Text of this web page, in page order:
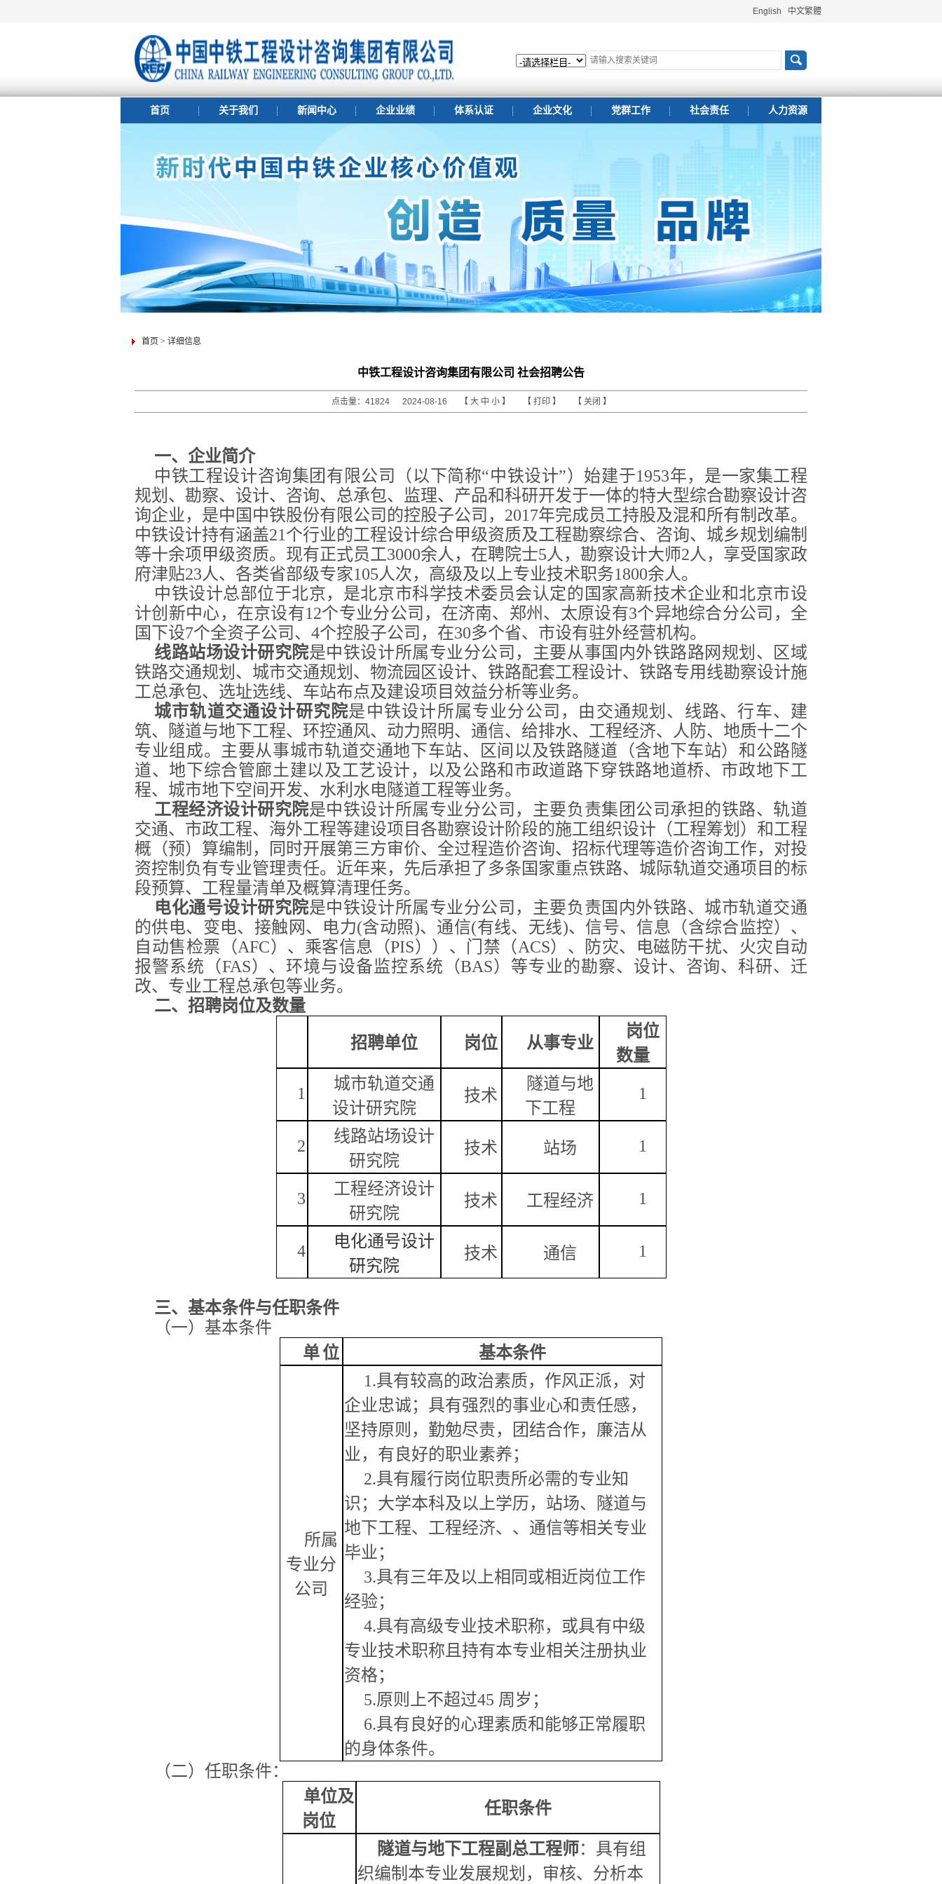
English 中文繁體
首页 关于我们 新闻中心 企业业绩 体系认证 企业文化 党群工作 社会责任 人力资源
首页 > 详细信息
中铁工程设计咨询集团有限公司 社会招聘公告
点击量：41824 2024-08-16 【 大 中 小 】 【 打印 】 【 关闭 】
一、企业简介
中铁工程设计咨询集团有限公司（以下简称“中铁设计”）始建于1953年，是一家集工程
规划、勘察、设计、咨询、总承包、监理、产品和科研开发于一体的特大型综合勘察设计咨
询企业，是中国中铁股份有限公司的控股子公司，2017年完成员工持股及混和所有制改革。
中铁设计持有涵盖21个行业的工程设计综合甲级资质及工程勘察综合、咨询、城乡规划编制
等十余项甲级资质。现有正式员工3000余人，在聘院士5人，勘察设计大师2人，享受国家政
府津贴23人、 各类省部级专家105人次，高级及以上专业技术职务1800余人。
中铁设计总部位于北京，是北京市科学技术委员会认定的国家高新技术企业和北京市设
计创新中心，在京设有12个专业分公司，在济南、郑州、太原设有3个异地综合分公司，全
国下设7个全资子公司、4个控股子公司，在30多个省、市设有驻外经营机构。
线路站场设计研究院是中铁设计所属专业分公司，主要从事国内外铁路路网规划、区域
铁路交通规划、城市交通规划、物流园区设计、铁路配套工程设计、铁路专用线勘察设计施
工总承包、选址选线、车站布点及建设项目效益分析等业务。
城市轨道交通设计研究院是中铁设计所属专业分公司，由交通规划、线路、行车、建
筑、隧道与地下工程、环控通风、动力照明、通信、给排水、工程经济、人防、地质十二个
专业组成。主要从事城市轨道交通地下车站、区间以及铁路隧道（含地下车站）和公路隧
道、地下综合管廊土建以及工艺设计，以及公路和市政道路下穿铁路地道桥、市政地下工
程、城市地下空间开发、水利水电隧道工程等业务。
工程经济设计研究院是中铁设计所属专业分公司，主要负责集团公司承担的铁路、轨道
交通、市政工程、海外工程等建设项目各勘察设计阶段的施工组织设计（工程筹划）和工程
概（预）算编制，同时开展第三方审价、全过程造价咨询、招标代理等造价咨询工作，对投
资控制负有专业管理责任。近年来，先后承担了多条国家重点铁路、城际轨道交通项目的标
段预算、工程量清单及概算清理任务。
电化通号设计研究院是中铁设计所属专业分公司， 主要负责国内外铁路、城市轨道交通
的供电、变电、接触网、电力(含动照)、通信(有线、无线)、信号、信息（含综合监控）、
自动售检票（AFC）、乘客信息（PIS））、门禁（ACS）、防灾、电磁防干扰、火灾自动
报警系统（FAS）、环境与设备监控系统（BAS）等专业的勘察、设计、咨询、科研、迁
改、专业工程总承包等业务。
二、招聘岗位及数量
招聘单位 岗位 从事专业
岗位
数量
1
城市轨道交通
设计研究院
技术
隧道与地
下工程
1
2
线路站场设计
研究院
技术 站场 1
3
工程经济设计
研究院
技术 工程经济 1
4
电化通号设计
研究院
技术 通信 1
三、基本条件与任职条件
（一）基本条件
单位 基本条件
所属
专业分
公司
1.具有较高的政治素质，作风正派，对
企业忠诚；具有强烈的事业心和责任感，
坚持原则，勤勉尽责，团结合作，廉洁从
业，有良好的职业素养；
2.具有履行岗位职责所必需的专业知
识；大学本科及以上学历，站场、隧道与
地下工程、工程经济、、通信等相关专业
毕业；
3.具有三年及以上相同或相近岗位工作
经验；
4.具有高级专业技术职称，或具有中级
专业技术职称且持有本专业相关注册执业
资格；
5.原则上不超过45 周岁；
6.具有良好的心理素质和能够正常履职
的身体条件。
（二）任职条件：
单位及
岗位
任职条件
隧道与地下工程副总工程师：具有组
织编制本专业发展规划，审核、分析本